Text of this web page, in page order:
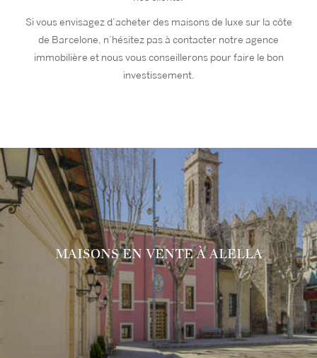
Si vous envisagez d’acheter des maisons de luxe sur la côte
de Barcelone, n’hésitez pas à contacter notre agence
immobilière et nous vous conseillerons pour faire le bon
investissement.
MAISONS EN VENTE À ALELLA